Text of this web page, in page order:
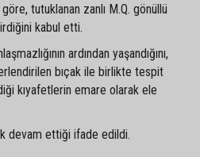
tutuklanan zanlı M.Q. gönüllü
kabul etti.
ardından yaşandığını,
bıçak ile birlikte tespit
kıyafetlerin emare olarak ele
devam ettiği ifade edildi.